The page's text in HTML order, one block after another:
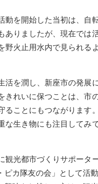
を開始した当初は、自
ありましたが、現在では
野火止用水内で見られる
を潤し、新座市の発展
きれいに保つことは、市
ることにもつながります
生き物にも注目してみ
光都市づくりサポータ
カ隊友の会」として活